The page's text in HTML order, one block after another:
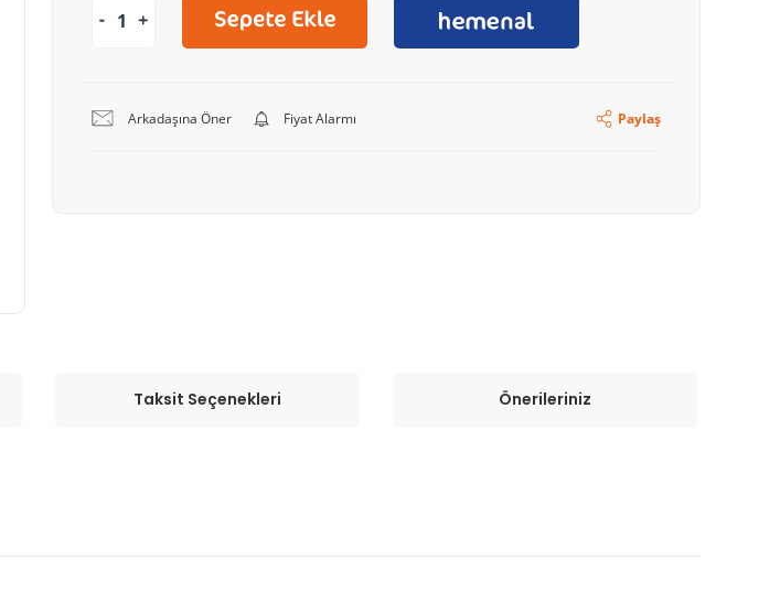
Arkadaşına Öner Fiyat Alarmı Paylaş
Taksit Seçenekleri Önerileriniz